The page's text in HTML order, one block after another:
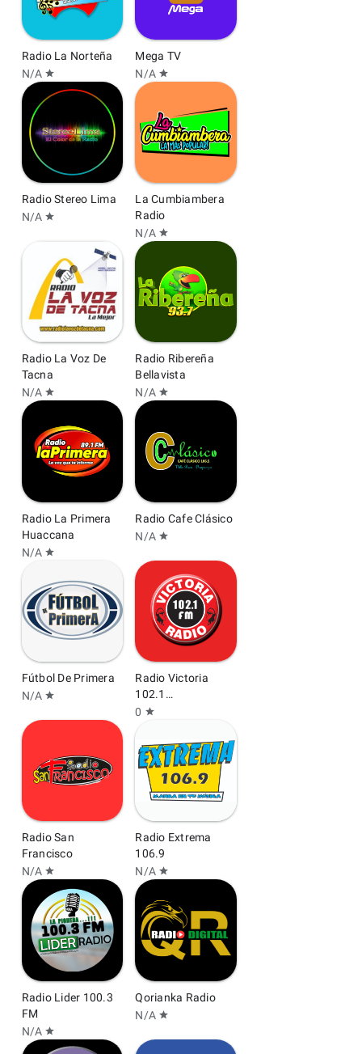
Radio La Norteña
N/A star
Mega TV
N/A star
Radio Stereo Lima
N/A star
La Cumbiambera
Radio
N/A star
Radio La Voz De
Tacna
N/A star
Radio Ribereña
Bellavista
N/A star
Radio La Primera
Huaccana
N/A star
Radio Cafe Clásico
N/A star
Fútbol De Primera
N/A star
Radio Victoria
102.1
Chachapoyas
0 star
Radio San
Francisco
N/A star
Radio Extrema
106.9
N/A star
Radio Lider 100.3
FM
N/A star
Qorianka Radio
N/A star